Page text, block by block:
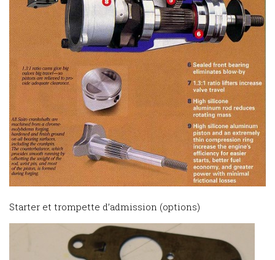
Starter et trompette d’admission (options)